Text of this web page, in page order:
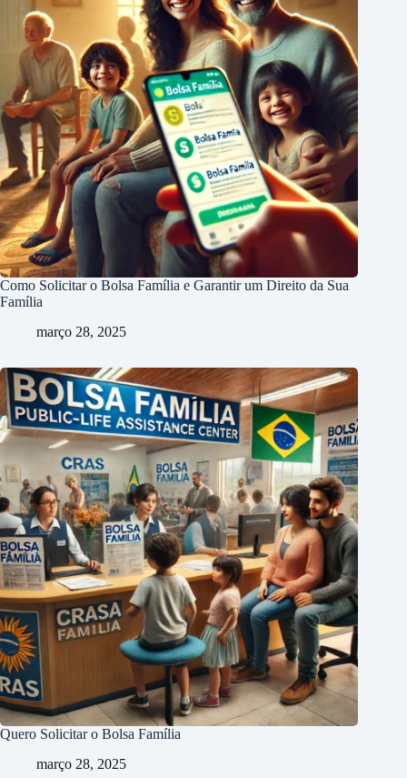
Como Solicitar o Bolsa Família e Garantir um Direito da Sua
Família
março 28, 2025
Quero Solicitar o Bolsa Família
março 28, 2025